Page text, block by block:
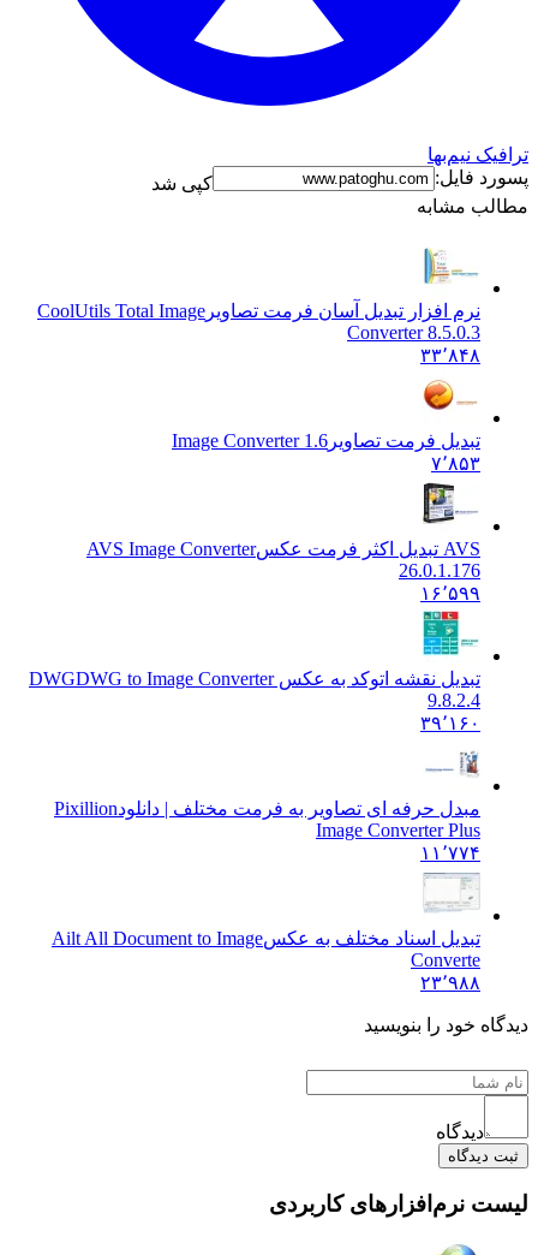
ترافیک نیم‌بها
پسورد فایل:
کپی شد
مطالب مشابه
نرم افزار تبدیل آسان فرمت تصاویر CoolUtils Total Image
Converter 8.5.0.3
۳۳٬۸۴۸
تبدیل فرمت تصاویر Image Converter 1.6
۷٬۸۵۳
AVS تبدیل اکثر فرمت عکس
AVS Image Converter
26.0.1.176
۱۶٬۵۹۹
تبدیل نقشه اتوکد به عکس DWG DWG to Image Converter
9.8.2.4
۳۹٬۱۶۰
مبدل حرفه ای تصاویر به فرمت مختلف | دانلودPixillion
Image Converter Plus
۱۱٬۷۷۴
تبدیل اسناد مختلف به عکس Ailt All Document to Image
Converte
۲۳٬۹۸۸
دیدگاه خود را بنویسید
دیدگاه
ثبت دیدگاه
لیست نرم‌افزارهای کاربردی